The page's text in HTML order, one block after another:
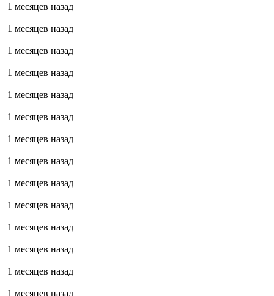
1 месяцев назад
1 месяцев назад
1 месяцев назад
1 месяцев назад
1 месяцев назад
1 месяцев назад
1 месяцев назад
1 месяцев назад
1 месяцев назад
1 месяцев назад
1 месяцев назад
1 месяцев назад
1 месяцев назад
1 месяцев назад